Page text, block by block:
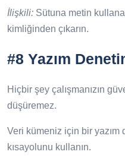
İlişkili: Sütuna metin
kimliğinden çıkarın.
#8 Yazım
Hiçbir şey çalışmanızın
düşüremez.
Veri kümeniz için bir
kısayolunu kullanın.